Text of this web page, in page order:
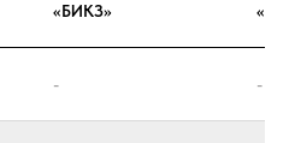
«БИКЗ»
- -